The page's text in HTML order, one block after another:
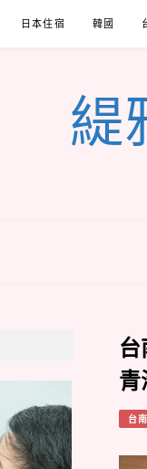
日本住宿 韓國
緹
台
青
台